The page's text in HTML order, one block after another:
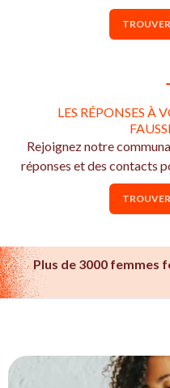
LES RÉPONSES À
Rejoignez notre
réponses et des contacts
Plus de 3000 femmes